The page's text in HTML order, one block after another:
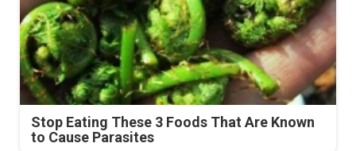
Stop Eating These 3 Foods That Are Known
to Cause Parasites